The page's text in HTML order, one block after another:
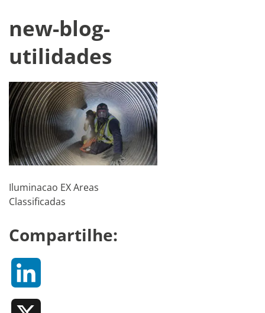
new-blog-
utilidades
Iluminacao EX Areas
Classificadas
Compartilhe: